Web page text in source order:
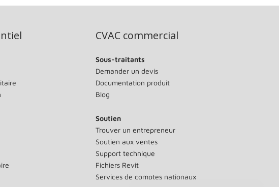
CVAC commercial
Sous-traitants
Demander un devis
Documentation produit
Blog
Soutien
Trouver un entrepreneur
Soutien aux ventes
Support technique
Fichiers Revit
Services de comptes nationaux